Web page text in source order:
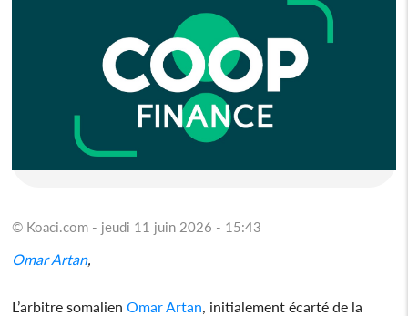
© Koaci.com - jeudi 11 juin 2026 - 15:43
Omar Artan,
L’arbitre somalienOmar Artan , initialement écarté de la